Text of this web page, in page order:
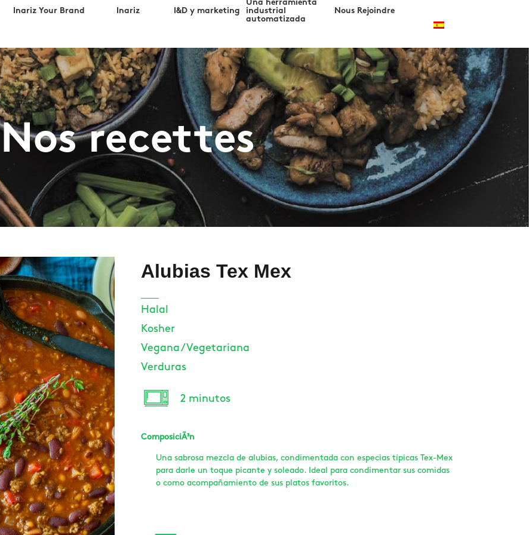
Inariz Your Brand Inariz I&D y marketing
Una herramienta
industrial
automatizada
Nous Rejoindre
Nos recettes
Alubias Tex Mex
Halal
Kosher
Vegana / Vegetariana
Verduras
2 minutos
ComposiciÃ³n
Una sabrosa mezcla de alubias, condimentada con especias típicas Tex-Mex
para darle un toque picante y soleado. Ideal para condimentar sus comidas
o como acompañamiento de sus platos favoritos.